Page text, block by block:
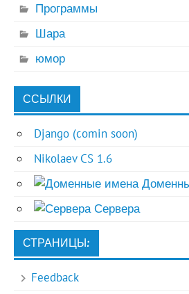
Программы
Шара
юмор
ССЫЛКИ
Django (comin soon)
Nikolaev CS 1.6
Сервера
СТРАНИЦЫ:
Feedback